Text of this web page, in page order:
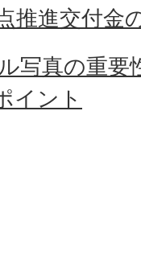
推進交付金
写真の重要
イント